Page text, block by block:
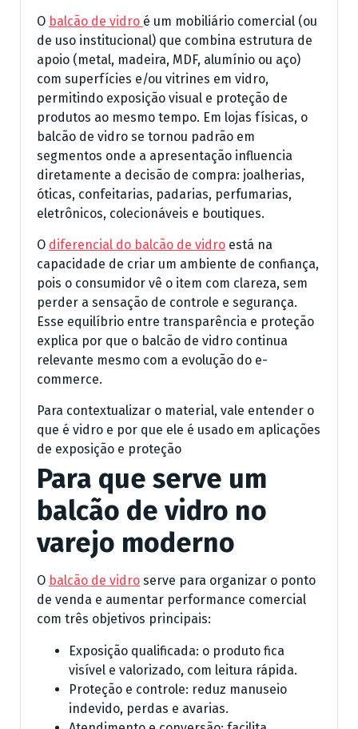
O balcão de vidro é um mobiliário comercial (ou
de uso institucional) que combina estrutura de
apoio (metal, madeira, MDF, alumínio ou aço)
com superfícies e/ou vitrines em vidro,
permitindo exposição visual e proteção de
produtos ao mesmo tempo. Em lojas físicas, o
balcão de vidro se tornou padrão em
segmentos onde a apresentação influencia
diretamente a decisão de compra: joalherias,
óticas, confeitarias, padarias, perfumarias,
eletrônicos, colecionáveis e boutiques.
O diferencial do balcão de vidro está na
capacidade de criar um ambiente de confiança,
pois o consumidor vê o item com clareza, sem
perder a sensação de controle e segurança.
Esse equilíbrio entre transparência e proteção
explica por que o balcão de vidro continua
relevante mesmo com a evolução do e-
commerce.
Para contextualizar o material, vale entender o
que é vidro e por que ele é usado em aplicações
de exposição e proteção
Para que serve um
balcão de vidro no
varejo moderno
O balcão de vidro serve para organizar o ponto
de venda e aumentar performance comercial
com três objetivos principais:
Exposição qualificada: o produto fica
visível e valorizado, com leitura rápida.
Proteção e controle: reduz manuseio
indevido, perdas e avarias.